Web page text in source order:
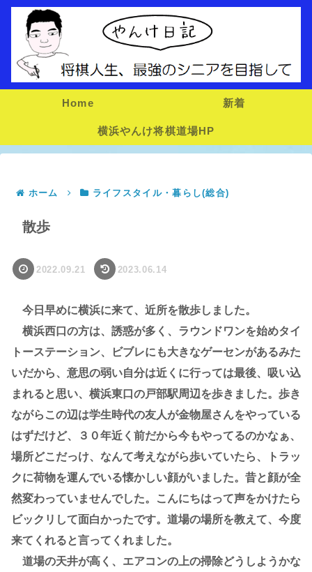
Home 新着
横浜やんけ将棋道場HP
ホーム ライフスタイル・暮らし(総合)
散歩
2022.09.21 2023.06.14
今日早めに横浜に来て、近所を散歩しました。
横浜西口の方は、誘惑が多く、ラウンドワンを始めタイ
トーステーション、ビブレにも大きなゲーセンがあるみた
いだから、意思の弱い自分は近くに行っては最後、吸い込
まれると思い、横浜東口の戸部駅周辺を歩きました。歩き
ながらこの辺は学生時代の友人が金物屋さんをやっている
はずだけど、３０年近く前だから今もやってるのかなぁ、
場所どこだっけ、なんて考えながら歩いていたら、トラッ
クに荷物を運んでいる懐かしい顔がいました。昔と顔が全
然変わっていませんでした。こんにちはって声をかけたら
ビックリして面白かったです。道場の場所を教えて、今度
来てくれると言ってくれました。
道場の天井が高く、エアコンの上の掃除どうしようかな